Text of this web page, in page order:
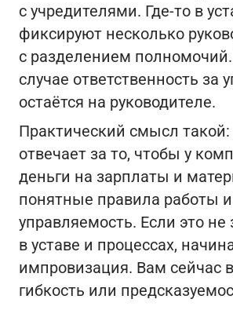
с учредителями. Где‑то в
фиксируют несколько
с разделением
случае ответственность за
остаётся на руководителе.
Практический смысл такой:
отвечает за то, чтобы у
деньги на зарплаты и
понятные правила работы и
управляемость. Если это не
в уставе и процессах,
импровизация. Вам сейчас
гибкость или